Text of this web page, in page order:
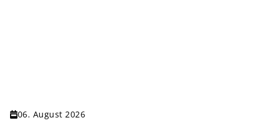
06. August 2026